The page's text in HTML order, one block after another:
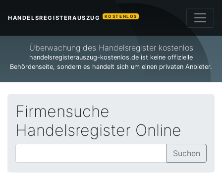
HANDELSREGISTERAUSZUG KOSTENLOS
Überwachung des Handelsregister kostenlos
handelsregisterauszug-kostenlos.de ist keine offizielle
Behördenseite, sondern es handelt sich um einen privaten Anbieter.
Firmensuche
Handelsregister Online
Suchen